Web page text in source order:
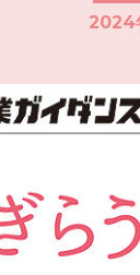
2024